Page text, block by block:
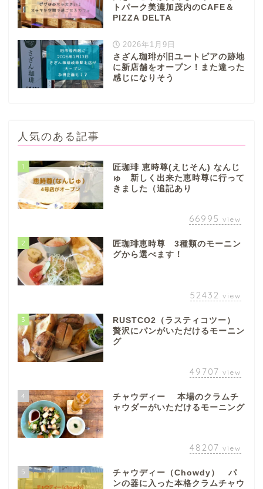
トパーク美濃加茂内のCAFE＆
PIZZA DELTA
2026年1月9日
さざん珈琲が旧ユートピアの跡地
に新店舗をオープン！また違った
感じになりそう
人気のある記事
1
匠珈琲 恵時尊(えじそん) なんじ
ゅ 新しく出来た恵時尊に行って
きました（追記あり
66995 view
2
匠珈琲恵時尊 3種類のモーニン
グから選べます！
52432 view
3
RUSTCO2（ラスティコツー）
贅沢にパンがいただけるモーニン
グ
49707 view
4
チャウディー 本場のクラムチ
ャウダーがいただけるモーニング
48207 view
5
チャウディー（Chowdy） パ
ンの器に入った本格クラムチャウ